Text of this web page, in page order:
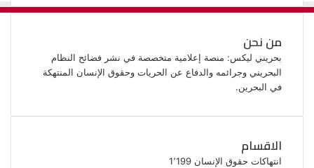
من نحن
بحريني ليكس: منصة إعلامية متخصصة في نشر فضائح النظام
البحريني وجرائمه والدفاع عن الحريات وحقوق الإنسان المنتهكة
في البحرين.
الاقسام
انتهاكات حقوق الإنسان 1٬199